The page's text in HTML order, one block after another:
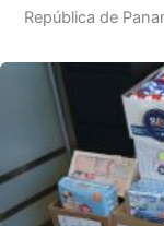
República de